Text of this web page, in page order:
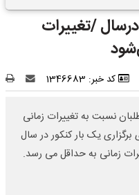
۲ کنکور درسال /تغییرات
کد خبر: 1346683
نسبت به تغییرات زمانی
یک بار کنکور در سال
زمانی به حداقل می رسد.